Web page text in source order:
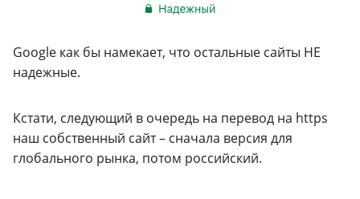
Google как бы намекает, что остальные сайты НЕ
надежные.
Кстати, следующий в очередь на перевод на https
наш собственный сайт – сначала версия для
глобального рынка, потом российский.